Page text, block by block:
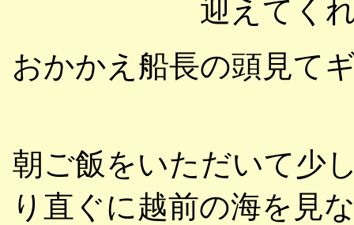
迎えてく
おかかえ船長の頭見て
朝ご飯をいただいて少
り直ぐに越前の海を見